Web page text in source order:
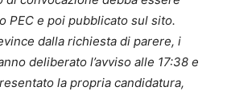
PEC e poi pubblicato sul sito.
dalla richiesta di parere, i
deliberato l’avviso alle 17:38 e
la propria candidatura,